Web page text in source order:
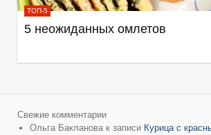
ТОП-5
5 неожиданных омлетов
Свежие комментарии
Ольга Бакланова к записи Курица с